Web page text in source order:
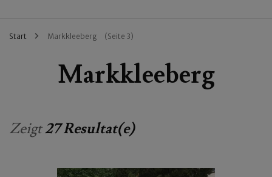
Start Markkleeberg (Seite 3)
Markkleeberg
Zeigt27 Resultat(e)